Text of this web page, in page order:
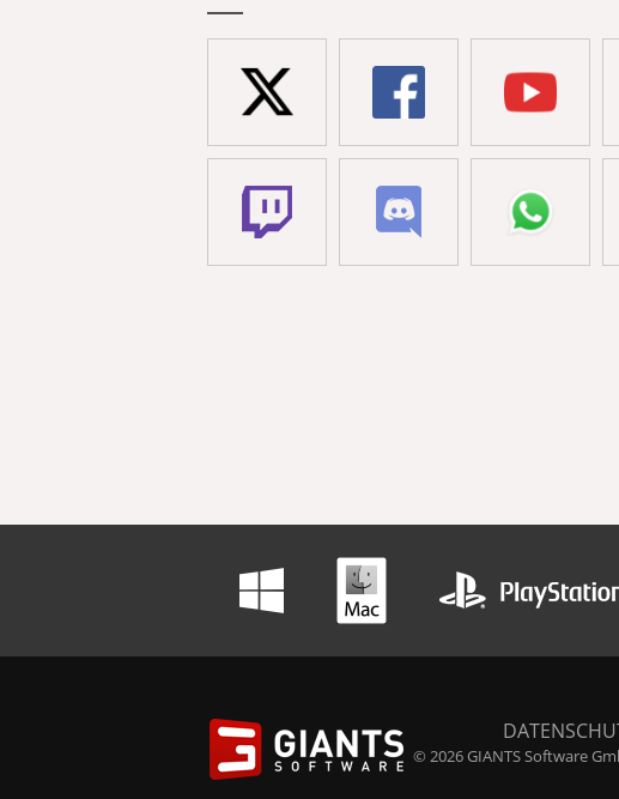
© 2026 GIANTS Software